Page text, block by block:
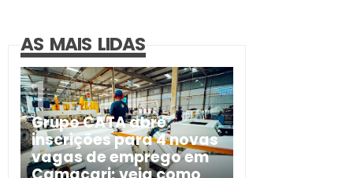
AS MAIS LIDAS
Grupo CATA abre
inscrições para 4 novas
vagas de emprego em